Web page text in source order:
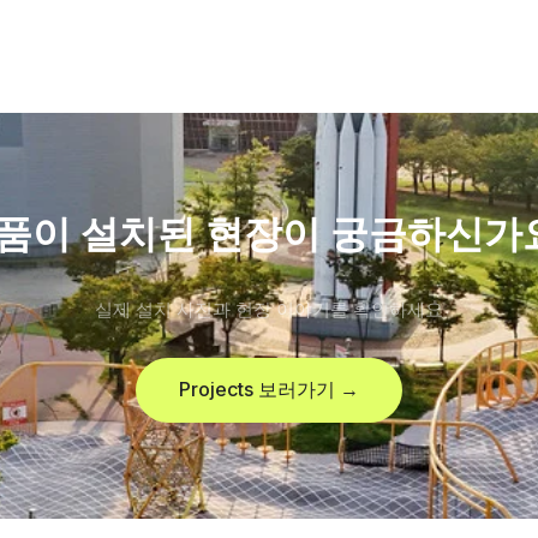
이 설치된 현장이 궁금하신가
실제 설치 사진과 현장 이야기를 확인하세요
Projects 보러가기 →